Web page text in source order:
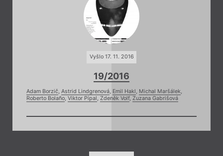
Vyšlo 17. 11. 2016
19/2016
Adam Borzič, Astrid Lindgrenová, Emil Hakl, Michal Maršálek,
Roberto Bolaño, Viktor Pípal, Zdeněk Volf, Zuzana Gabrišová